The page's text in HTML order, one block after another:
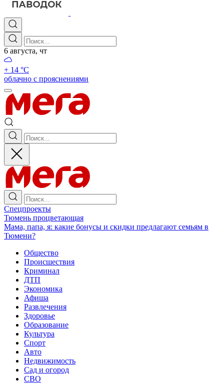
6 августа, чт
+ 14 °С
облачно с прояснениями
Спецпроекты
Тюмень процветающая
Мама, папа, я: какие бонусы и скидки предлагают семьям в
Тюмени?
Общество
Происшествия
Криминал
ДТП
Экономика
Афиша
Развлечения
Здоровье
Образование
Культура
Спорт
Авто
Недвижимость
Сад и огород
СВО